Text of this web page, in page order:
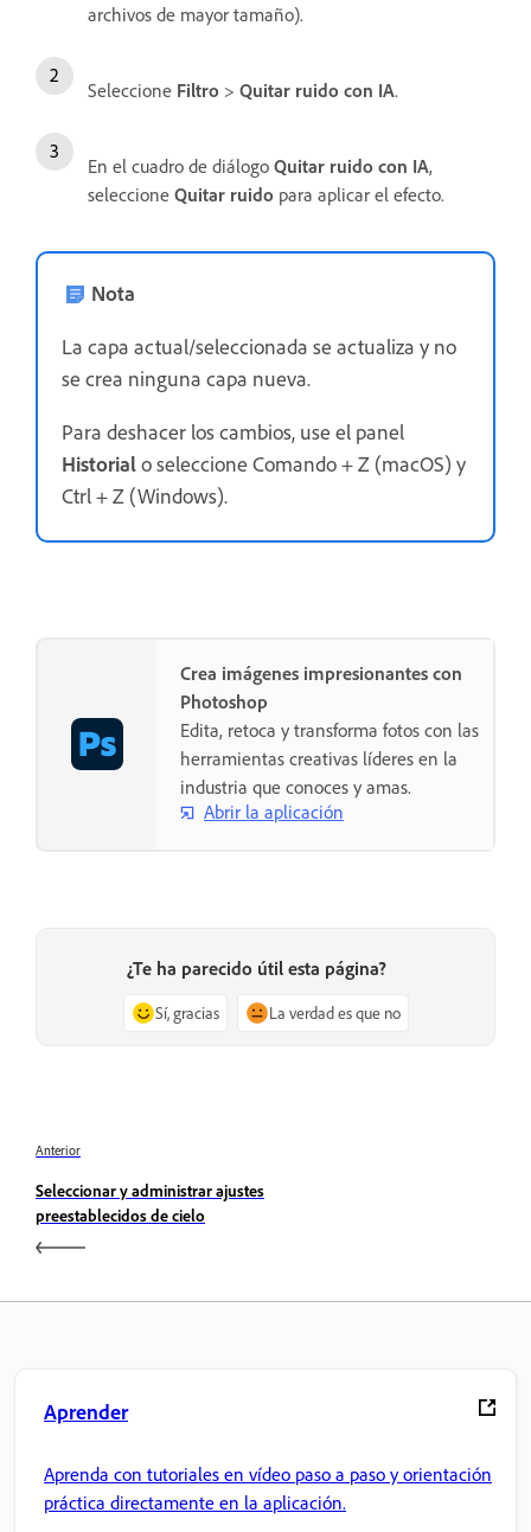
archivos de mayor tamaño).
Seleccione Filtro > Quitar ruido con IA.
En el cuadro de diálogo Quitar ruido con IA,
seleccione Quitar ruido para aplicar el efecto.
Nota
La capa actual/seleccionada se actualiza y no
se crea ninguna capa nueva.
Para deshacer los cambios, use el panel
Historialo seleccione Comando + Z (macOS) y
Ctrl + Z (Windows).
Crea imágenes impresionantes con
Photoshop
Edita, retoca y transforma fotos con las
herramientas creativas líderes en la
industria que conoces y amas.
Abrir la aplicación
¿Te ha parecido útil esta página?
Sí, gracias La verdad es que no
Anterior
Seleccionar y administrar ajustes
preestablecidos de cielo
Aprender
Aprenda con tutoriales en vídeo paso a paso y orientación
práctica directamente en la aplicación.